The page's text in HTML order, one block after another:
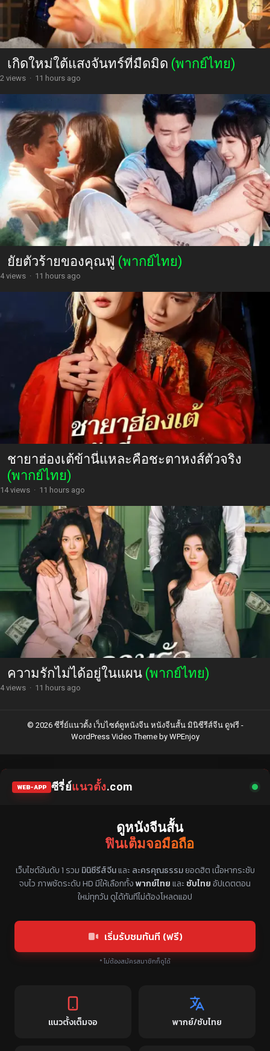
เกิดใหม่ใต้แสงจันทร์ที่มืดมิด (พากย์ไทย)
2 views · 11 hours ago
ยัยตัวร้ายของคุณฟู่ (พากย์ไทย)
4 views · 11 hours ago
ชายาฮ่องเต้ข้านี่แหละคือชะตาหงส์ตัวจริง
(พากย์ไทย)
14 views · 11 hours ago
ความรักไม่ได้อยู่ในแผน (พากย์ไทย)
4 views · 11 hours ago
© 2026 ซีรี่ย์แนวตั้ง เว็บไซต์ดูหนังจีน หนังจีนสั้น มินิซีรีส์จีน ดูฟรี -
WordPress Video Themeby WPEnjoy
WEB-APP ซีรี่ย์แนวตั้ง.com
ดูหนังจีนสั้น
ฟินเต็มจอมือถือ
แหล่งรวมซีรี่ย์จีนแนวตั้ง พากย์ไทย ซับไทย
เว็บไซต์อันดับ 1 รวม มินิซีรีส์จีนและ ละครคุณธรรมยอดฮิต เนื้อหากระชับ
จบไว ภาพชัดระดับ HD มีให้เลือกทั้งพากย์ไทยและ ซับไทยอัปเดตตอน
ใหม่ทุกวัน ดูได้ทันทีไม่ต้องโหลดแอป
เริ่มรับชมทันที (ฟรี)
* ไม่ต้องสมัครสมาชิกก็ดูได้
แนวตั้งเต็มจอ พากย์/ซับไทย